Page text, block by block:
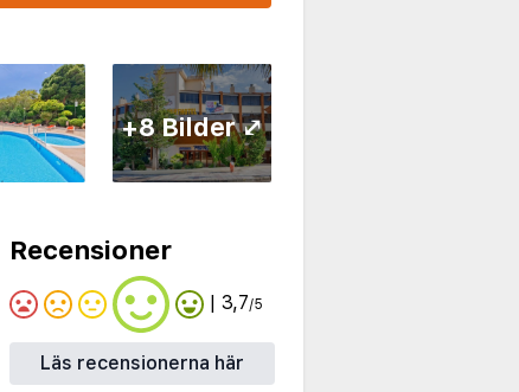
+8 Bilder ⤢
Recensioner
| 3,7/5
Läs recensionerna här